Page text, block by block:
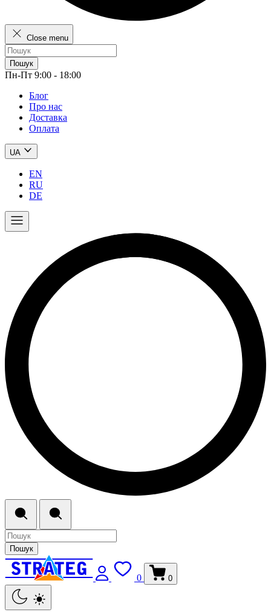
Close menu
Пошук
Пн-Пт 9:00 - 18:00
Блог
Про нас
Доставка
Оплата
UA
EN
RU
DE
Пошук
0 0